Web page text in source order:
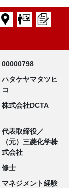
00000798
ハタケヤマタツヒ
コ
株式会社DCTA
代表取締役／
（元）三菱化学株
式会社
修士
マネジメント経験